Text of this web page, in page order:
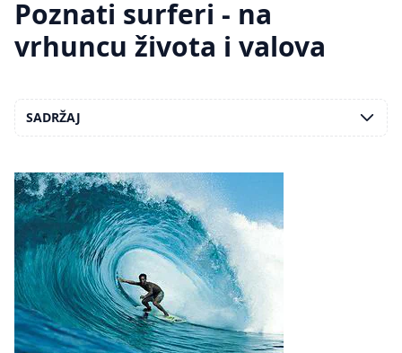
Poznati surferi - na
vrhuncu života i valova
SADRŽAJ